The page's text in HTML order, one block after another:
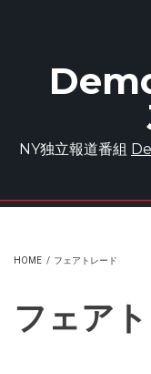
NY独立報道番組
HOME / フェアトレード
フェア